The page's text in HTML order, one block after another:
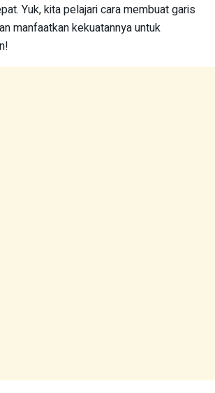
Yuk, kita pelajari cara membuat garis
manfaatkan kekuatannya untuk